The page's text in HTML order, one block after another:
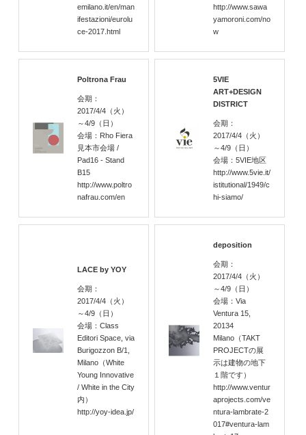
emilano.it/en/man
ifestazioni/eurolu
ce-2017.html
http://www.sawa
yamoroni.com/no
w
Poltrona Frau
会期：
2017/4/4（火）
～4/9（日）
会場：Rho Fiera
見本市会場 /
Pad16 - Stand
B15
http://www.poltro
nafrau.com/en
5VIE
ART+DESIGN
DISTRICT
会期：
2017/4/4 （火）
～4/9 （日）
会場：5VIE地区
http://www.5vie.it/
istitutional/1949/c
hi-siamo/
LACE by YOY
会期：
2017/4/4（火）
～4/9（日）
会場：Class
Editori Space, via
Burigozzon B/1,
Milano（White
Young Innovative
/ White in the City
内）
http://yoy-idea.jp/
deposition
会期：
2017/4/4 （火）
～4/9 （日）
会場：Via
Ventura 15,
20134
Milano（TAKT
PROJECTの展
示は建物の地下
１階です）
http://www.ventur
aprojects.com/ve
ntura-lambrate-2
017#ventura-lam